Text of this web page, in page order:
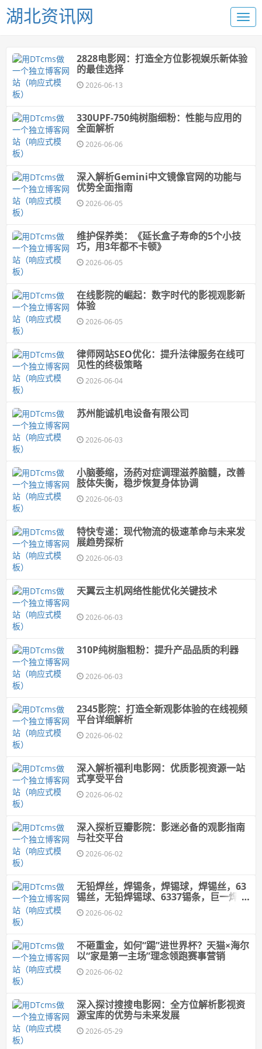
湖北资讯网
2828电影网：打造全方位影视娱乐新体验
的最佳选择
2026-06-13
330UPF-750纯树脂细粉：性能与应用的
全面解析
2026-06-06
深入解析Gemini中文镜像官网的功能与
优势全面指南
2026-06-05
维护保养类：《延长盒子寿命的5个小技
巧，用3年都不卡顿》
2026-06-05
在线影院的崛起：数字时代的影视观影新
体验
2026-06-05
律师网站SEO优化：提升法律服务在线可
见性的终极策略
2026-06-04
苏州能诚机电设备有限公司
2026-06-03
小脑萎缩，汤药对症调理滋养脑髓，改善
肢体失衡，稳步恢复身体协调
2026-06-03
特快专递：现代物流的极速革命与未来发
展趋势探析
2026-06-03
天翼云主机网络性能优化关键技术
2026-06-03
310P纯树脂粗粉：提升产品品质的利器
2026-06-03
2345影院：打造全新观影体验的在线视频
平台详细解析
2026-06-02
深入解析福利电影网：优质影视资源一站
式享受平台
2026-06-02
深入探析豆瓣影院：影迷必备的观影指南
与社交平台
2026-06-02
无铅焊丝，焊锡条，焊锡球，焊锡丝，63
锡丝，无铅焊锡球、6337锡条，巨一焊锡
球 2026-06-02
不砸重金，如何“踢”进世界杯？天猫×海尔
以“家是第一主场”理念领跑赛事营销
2026-06-02
深入探讨搜搜电影网：全方位解析影视资
源宝库的优势与未来发展
2026-05-29